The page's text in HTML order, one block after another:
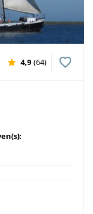
4,9 (64)